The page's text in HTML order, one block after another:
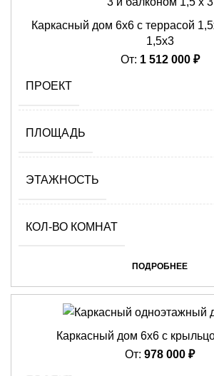
Каркасный дом 6х6 с террасой
1,5х3
От: 1 512 000 ₽
ПРОЕКТ
ПЛОЩАДЬ
ЭТАЖНОСТЬ
КОЛ-ВО КОМНАТ
ПОДРОБНЕЕ
Каркасный дом 6х6 с
От: 978 000 ₽